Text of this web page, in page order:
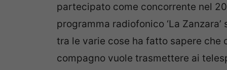
partecipato come concorrente nel
programma radiofonico ‘La
tra le varie cose ha fatto sapere che
compagno vuole trasmettere ai